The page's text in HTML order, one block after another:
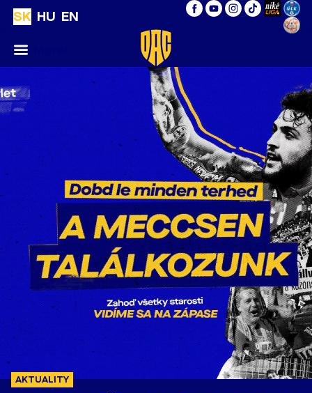
SK HU EN
AKTUALITY